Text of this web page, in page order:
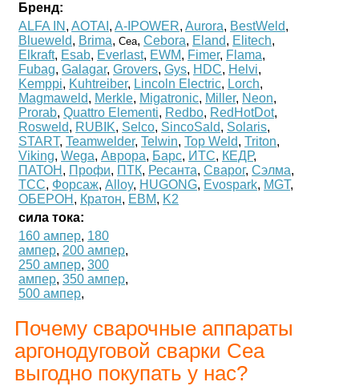
Бренд:
ALFA IN , AOTAI , A-IPOWER, Aurora, BestWeld,
Blueweld, Brima, Cea, Cebora, Eland, Elitech,
Elkraft, Esab, Everlast, EWM, Fimer, Flama,
Fubag, Galagar, Grovers, Gys, HDC, Helvi,
Kemppi, Kuhtreiber, Lincoln Electric, Lorch,
Magmaweld, Merkle, Migatronic, Miller, Neon,
Prorab, Quattro Elementi, Redbo, RedHotDot,
Rosweld, RUBIK, Selco, SincoSald, Solaris,
START, Teamwelder, Telwin, Top Weld, Triton,
Viking, Wega, Аврора, Барс, ИТС, КЕДР,
ПАТОН , Профи, ПТК, Ресанта, Сварог, Сэлма,
ТСС, Форсаж, Alloy, HUGONG, Evospark, MGT,
ОБЕРОН , Кратон, ЕВМ, K2
сила тока:
160 ампер, 180
ампер, 200 ампер,
250 ампер, 300
ампер, 350 ампер,
500 ампер,
Почему сварочные аппараты
аргонодуговой сварки Cea
выгодно покупать у нас?